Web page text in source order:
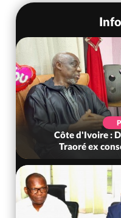
Côte d'Ivoire :
Traoré ex